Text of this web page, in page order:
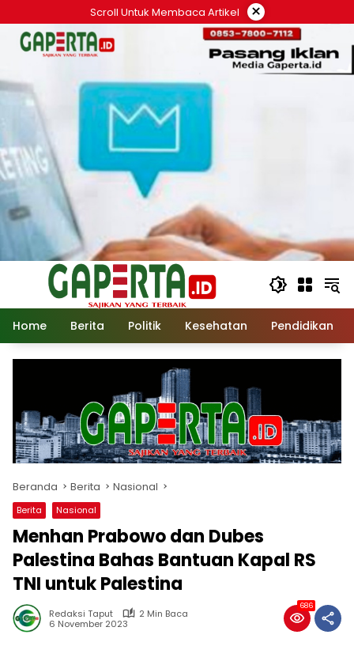
ke
konten
Scroll Untuk Membaca Artikel ×
Home Berita Politik Kesehatan Pendidikan
Beranda Berita Nasional
Berita Nasional
Menhan Prabowo dan Dubes
Palestina Bahas Bantuan Kapal RS
TNI untuk Palestina
Redaksi Taput
2 Min Baca
6 November 2023
686